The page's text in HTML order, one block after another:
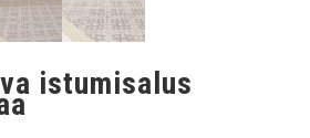
istumisalus